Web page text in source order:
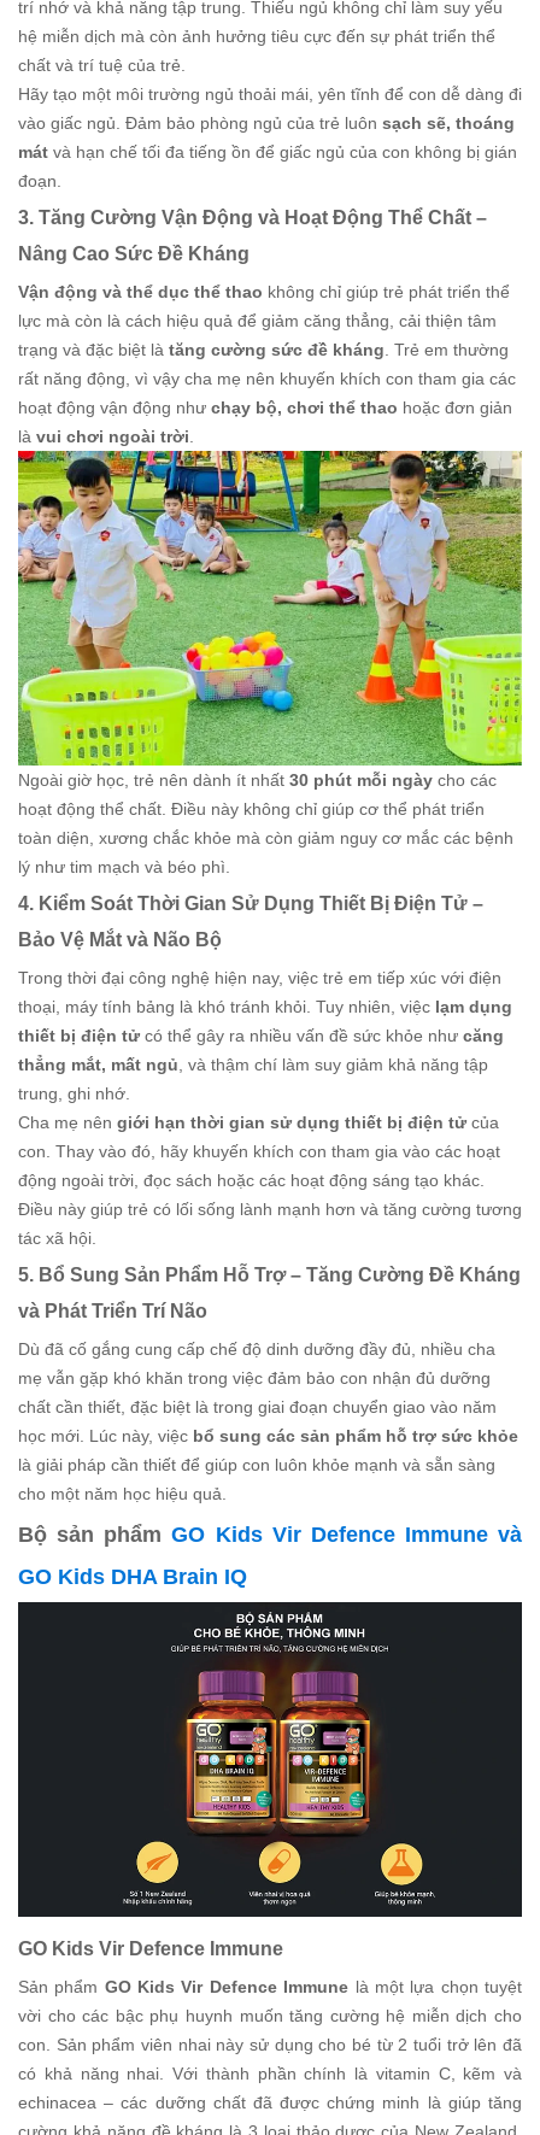
trí nhớ và khả năng tập trung. Thiếu ngủ không chỉ làm suy yếu
hệ miễn dịch mà còn ảnh hưởng tiêu cực đến sự phát triển thể
chất và trí tuệ của trẻ.
Hãy tạo một môi trường ngủ thoải mái, yên tĩnh để con dễ dàng đi
vào giấc ngủ. Đảm bảo phòng ngủ của trẻ luôn sạch sẽ, thoáng
mát và hạn chế tối đa tiếng ồn để giấc ngủ của con không bị gián
đoạn.
3. Tăng Cường Vận Động và Hoạt Động Thể Chất –
Nâng Cao Sức Đề Kháng
Vận động và thể dục thể thao không chỉ giúp trẻ phát triển thể
lực mà còn là cách hiệu quả để giảm căng thẳng, cải thiện tâm
trạng và đặc biệt là tăng cường sức đề kháng . Trẻ em thường
rất năng động, vì vậy cha mẹ nên khuyến khích con tham gia các
hoạt động vận động như chạy bộ, chơi thể thao hoặc đơn giản
là vui chơi ngoài trời
Ngoài giờ học, trẻ nên dành ít nhất 30 phút mỗi ngày cho các
hoạt động thể chất. Điều này không chỉ giúp cơ thể phát triển
toàn diện, xương chắc khỏe mà còn giảm nguy cơ mắc các bệnh
lý như tim mạch và béo phì.
4. Kiểm Soát Thời Gian Sử Dụng Thiết Bị Điện Tử –
Bảo Vệ Mắt và Não Bộ
Trong thời đại công nghệ hiện nay, việc trẻ em tiếp xúc với điện
thoại, máy tính bảng là khó tránh khỏi. Tuy nhiên, việc lạm dụng
thiết bị điện tử có thể gây ra nhiều vấn đề sức khỏe như căng
thẳng mắt, mất ngủ , và thậm chí làm suy giảm khả năng tập
trung, ghi nhớ.
Cha mẹ nên giới hạn thời gian sử dụng thiết bị điện tử của
con. Thay vào đó, hãy khuyến khích con tham gia vào các hoạt
động ngoài trời, đọc sách hoặc các hoạt động sáng tạo khác.
Điều này giúp trẻ có lối sống lành mạnh hơn và tăng cường tương
tác xã hội.
5. Bổ Sung Sản Phẩm Hỗ Trợ – Tăng Cường Đề Kháng
và Phát Triển Trí Não
Dù đã cố gắng cung cấp chế độ dinh dưỡng đầy đủ, nhiều cha
mẹ vẫn gặp khó khăn trong việc đảm bảo con nhận đủ dưỡng
chất cần thiết, đặc biệt là trong giai đoạn chuyển giao vào năm
học mới. Lúc này, việc bổ sung các sản phẩm hỗ trợ sức khỏe
là giải pháp cần thiết để giúp con luôn khỏe mạnh và sẵn sàng
cho một năm học hiệu quả.
Bộ sản phẩmGO Kids Vir Defence Immune và
GO Kids DHA Brain IQ
GO Kids Vir Defence Immune
Sản phẩm GO Kids Vir Defence Immune là một lựa chọn tuyệt
vời cho các bậc phụ huynh muốn tăng cường hệ miễn dịch cho
con. Sản phẩm viên nhai này sử dụng cho bé từ 2 tuổi trở lên đã
có khả năng nhai. Với thành phần chính là vitamin C, kẽm và
echinacea – các dưỡng chất đã được chứng minh là giúp tăng